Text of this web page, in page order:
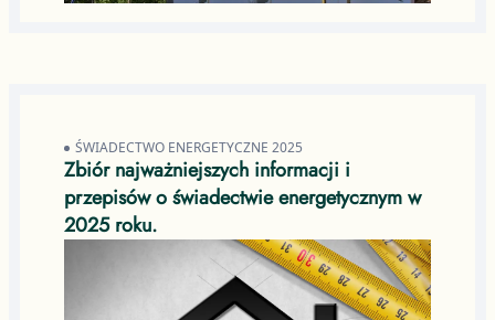
ŚWIADECTWO ENERGETYCZNE 2025
Zbiór najważniejszych informacji i
przepisów o świadectwie energetycznym w
2025 roku.